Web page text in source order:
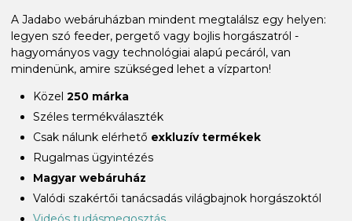
A Jadabo webáruházban mindent megtalálsz egy helyen:
legyen szó feeder, pergető vagy bojlis horgászatról -
hagyományos vagy technológiai alapú pecáról, van
mindenünk, amire szükséged lehet a vízparton!
Közel 250 márka
Széles termékválaszték
Csak nálunk elérhető exkluzív termékek
Rugalmas ügyintézés
Magyar webáruház
Valódi szakértői tanácsadás világbajnok horgászoktól